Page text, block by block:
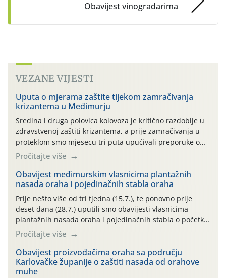
Obavijest vinogradarima
VEZANE VIJESTI
Uputa o mjerama zaštite tijekom zamračivanja
krizantema u Međimurju
Sredina i druga polovica kolovoza je kritično razdoblje u
zdravstvenoj zaštiti krizantema, a prije zamračivanja u
proteklom smo mjesecu tri puta upućivali preporuke o
preventivnim mjerama zaštite krizantema od najčešćih
uzročnika bolesti, štetnika i fito-fagnih grinja (23.7., 14.7.,
06.7.)! Na početku ovog mjeseca je zabilježeno je
povijesno i ekstremno vruće meteorološko razdoblje, uz
najviše temperature […]
Pročitajte više
Obavijest međimurskim vlasnicima plantažnih
nasada oraha i pojedinačnih stabla oraha
Prije nešto više od tri tjedna (15.7.), te ponovno prije
deset dana (28.7.) uputili smo obavijesti vlasnicima
plantažnih nasada oraha i pojedinačnih stabla o početku
leta i ovogodišnjoj potrebi usmjerenog suzbijanja
orahove muhe (Rhagoletis completa)! Već dvanaest dana
traje drugi ovogodišnji “toplinski udar”, koji naročito
izražen zadnja šest dana (31.7.-05.8.), jer najviše
temperature zraka svakodnevno […]
Pročitajte više
Obavijest proizvođačima oraha sa području
Karlovačke županije o zaštiti nasada od orahove
muhe